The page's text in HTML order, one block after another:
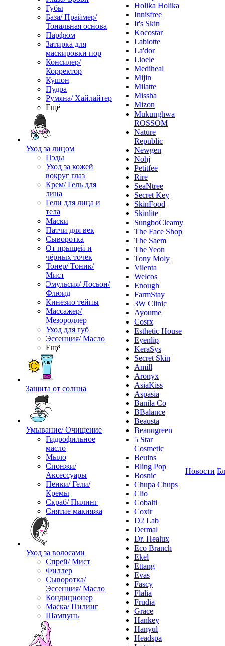
Губы
База/ Праймер/
Тональная основа
Парфюм
Затирка для
маскировки пор
Консилер/
Корректор
Кушон
Пудра
Румяна/ Хайлайтер
Ещё
Уход за лицом
Пэды
Уход за кожей
вокруг глаз
Крем/ Гель для
лица
Гели для лица и
тела
Маски
Патчи для век
Сыворотка
От прыщей и
чёрных точек
Тонер/ Тоник/
Мист
Эмульсия/ Лосьон/
Флюид
Кинезио тейпы
Массажер/
Мезороллер
Уход для губ
Эссенция/ Масло
Ещё
Защита от солнца
Умывание/ Очищение
Гидрофильное
масло
Мыло
Спонжи/
Аксессуары
Пенки/ Гели/
Кремы
Скраб/ Пилинг
Снятие макияжа
Уход за волосами
Спрей/ Мист
Филлер
Сыворотка/
Эссенция/ Масло
Кондиционер
Маска/ Пилинг
Шампунь
Holika Holika
Innisfree
It's Skin
Kocostar
Labiotte
La'dor
Lioele
Mediheal
Mijin
Milatte
Missha
Mizon
Mukunghwa
ROSSOM
Nature
Republic
Newgen
Nohj
Petitfee
Rire
SeaNtree
Secret Key
SkinFood
Skinlite
SungboCleamy
The Face Shop
The Saem
The Yeon
Tony Moly
Vilenta
Welcos
Enough
FarmStay
3W Clinic
Ayoume
Cosrx
Esthetic House
Eyenlip
KeraSys
Secret Skin
Amill
Aronyx
AsiaKiss
Aspasia
Banila Co
BBalance
Beausta
Beauugreen
5 Star
Cosmetic
Beuins
Bling Pop
Bosnic
Chupa Chups
Clio
Cobalti
Coxir
D2 Lab
Dermal
Dr. Healux
Eco Branch
Ekel
Ettang
Evas
Fascy
Flalia
Frudia
Grace
Hankey
Hanyul
Headspa
Новости